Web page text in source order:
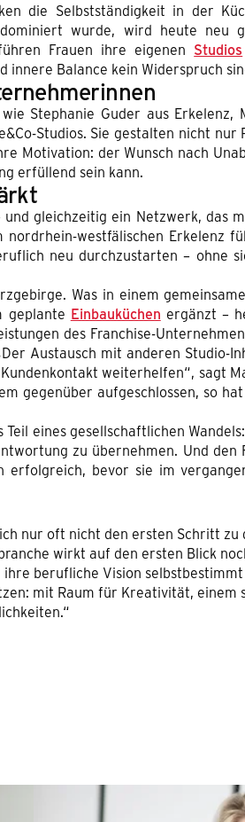
die Selbstständigkeit in der
wurde, wird heute neu
Frauen ihre eigenen Studios
innere Balance kein Widerspruch
Stephanie Guder aus Erkelenz,
Studios. Sie gestalten nicht nur
Motivation: der Wunsch nach
erfüllend sein kann.
und gleichzeitig ein Netzwerk, das
westfälischen Erkelenz
neu durchzustarten – ohne
Was in einem
geplante Einbauküchen ergänzt –
des Franchise-
Austausch mit anderen Studio-
weiterhelfen“, sagt
gegenüber aufgeschlossen, so
eines gesellschaftlichen
zu übernehmen. Und den
erfolgreich, bevor sie im
nur oft nicht den ersten Schritt zu
wirkt auf den ersten Blick
berufliche Vision
mit Raum für Kreativität, einem